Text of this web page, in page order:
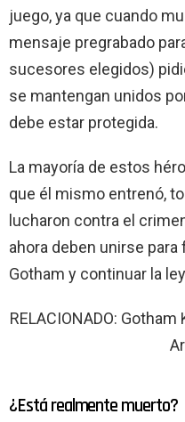
juego, ya que cuando
mensaje pregrabado
sucesores elegidos)
se mantengan unidos
debe estar protegida.
La mayoría de estos
que él mismo entrenó,
lucharon contra el
ahora deben unirse
Gotham y continuar la
RELACIONADO:
¿Está realmente muerto?